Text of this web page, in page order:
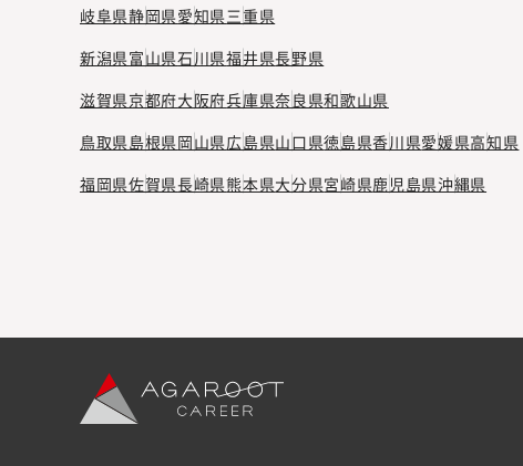
岐阜県静岡県愛知県三重県
新潟県富山県石川県福井県長野県
滋賀県京都府大阪府兵庫県奈良県和歌山県
鳥取県島根県岡山県広島県山口県徳島県香川県愛媛県高知県
福岡県佐賀県長崎県熊本県大分県宮崎県鹿児島県沖縄県